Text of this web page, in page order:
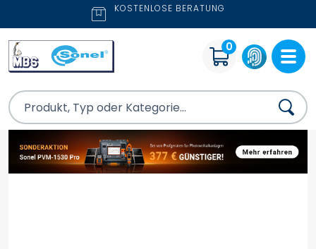
KOSTENLOSE BERATUNG
0